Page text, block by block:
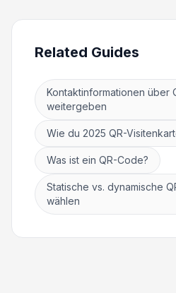
Related Guides
Kontaktinformationen über
weitergeben
Wie du 2025 QR-
Was ist ein QR-Code?
Statische vs. dynamische
wählen